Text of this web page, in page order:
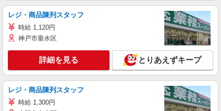
レジ・商品陳列スタッフ
時給 1,120円
神戸市垂水区
詳細を見る とりあえずキープ
レジ・商品陳列スタッフ
時給 1,300円